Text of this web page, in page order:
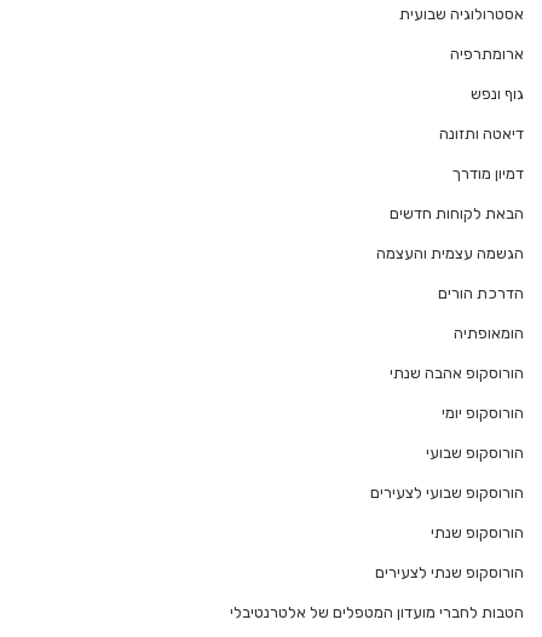
אסטרולוגיה שבועית
ארומתרפיה
גוף ונפש
דיאטה ותזונה
דמיון מודרך
הבאת לקוחות חדשים
הגשמה עצמית והעצמה
הדרכת הורים
הומאופתיה
הורוסקופ אהבה שנתי
הורוסקופ יומי
הורוסקופ שבועי
הורוסקופ שבועי לצעירים
הורוסקופ שנתי
הורוסקופ שנתי לצעירים
הטבות לחברי מועדון המטפלים של אלטרנטיבלי